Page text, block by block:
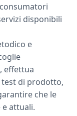
disponibili
e
effettua
di prodotto,
che le
attuali.